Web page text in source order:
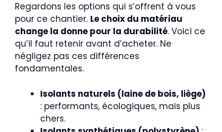
Regardons les options qui s’offrent à vous
pour ce chantier. Le choix du matériau
change la donne pour la durabilité. Voici ce
qu’il faut retenir avant d’acheter. Ne
négligez pas ces différences
fondamentales.
Isolants naturels (laine de bois, liège)
: performants, écologiques, mais plus
chers.